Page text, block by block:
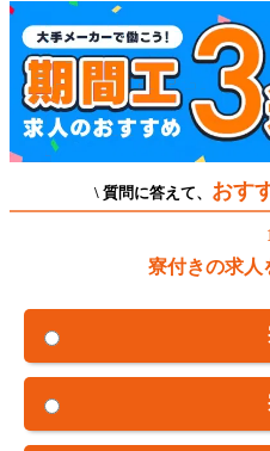
\ 質問に答えて、 おす
寮付きの求人